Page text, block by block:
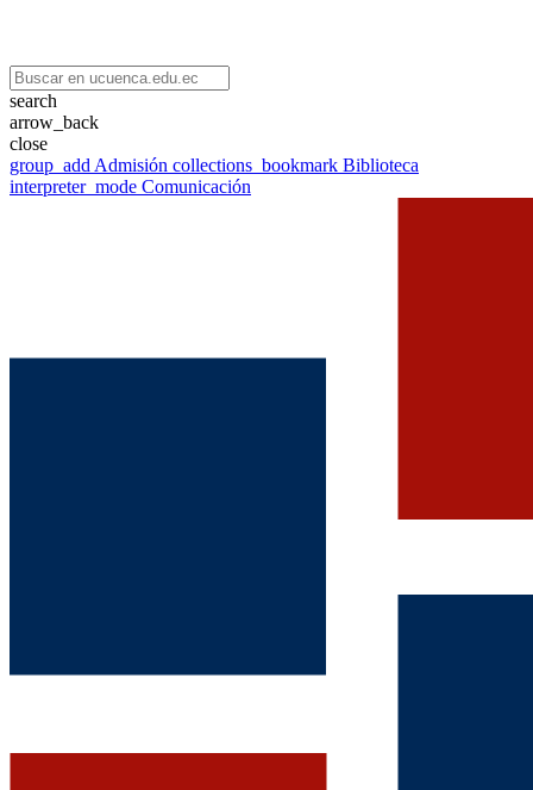
search
arrow_back
close
group_add Admisión collections_bookmark Biblioteca
interpreter_mode Comunicación